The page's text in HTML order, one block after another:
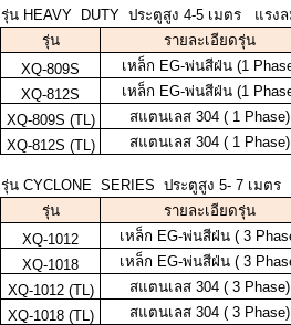
รุ่น HEAVY DUTY ประตูสูง 4-5 เมตร แรงล
รุ่น
รายละเอียดรุ่น
XQ-809S
เหล็ก EG-พ่นสีฝ่น (1
XQ-812S
เหล็ก EG-พ่นสีฝ่น (1
XQ-809S (TL)
สแตนเลส 304 ( 1 Phase)
XQ-812S (TL)
สแตนเลส 304 ( 1 Phase)
รุ่น CYCLONE SERIES ประตูสูง 5- 7 เมตร
รุ่น
รายละเอียดรุ่น
XQ-1012
เหล็ก EG-พ่นสีฝ่น ( 3
XQ-1018
เหล็ก EG-พ่นสีฝ่น ( 3
XQ-1012 (TL)
สแตนเลส 304 ( 3 Phase)
XQ-1018 (TL)
สแตนเลส 304 ( 3 Phase)